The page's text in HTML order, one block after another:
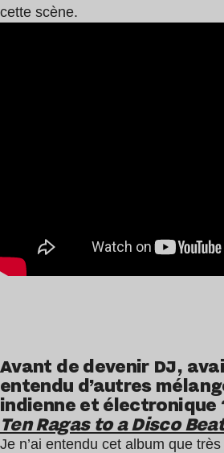
cette scène.
Avant de devenir DJ,
entendu d’autres
indienne et électronique
Ten Ragas to a Disco Beat
Je n’ai entendu cet album que